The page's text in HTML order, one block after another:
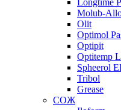
Longtime
Molub-
Olit
Optimol
Optipit
Optitemp
Spheerol
Tribol
Grease
СОЖ